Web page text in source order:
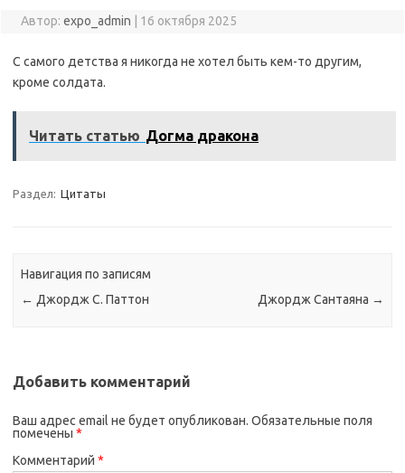
Автор: expo_admin 16 октября 2025
С самого детства я никогда не хотел быть кем-то другим,
кроме солдата.
Читать статью Догма дракона
Раздел: Цитаты
Навигация по записям
← Джордж С. Паттон Джордж Сантаяна →
Добавить комментарий
Ваш адрес email не будет опубликован. Обязательные поля
помечены *
Комментарий *